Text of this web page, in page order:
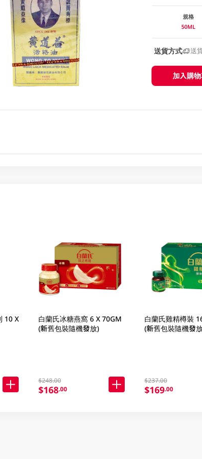
規格
50ML
送貨方式 送
加入購
10 X
白蘭氏冰糖燕窩 6 X 70GM
(新舊包裝隨機發放)
$248.00
$168.00
白蘭氏雞精樽裝
(新舊包裝隨機發
$237.00
$169.00